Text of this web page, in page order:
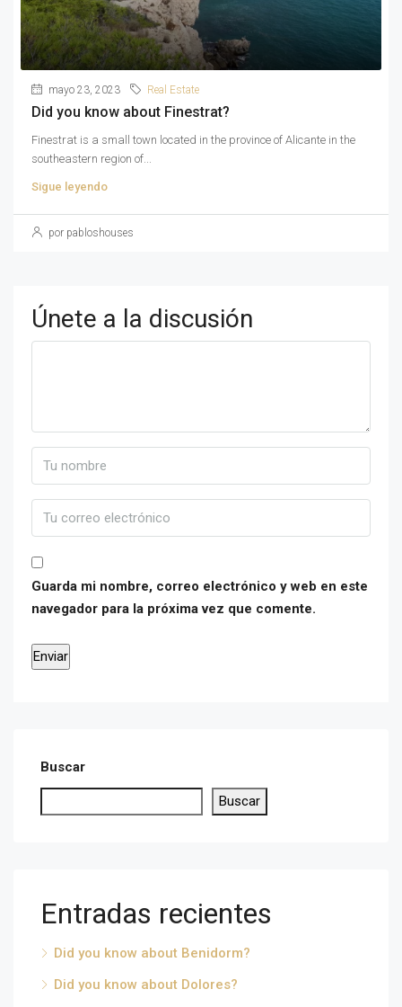
mayo 23, 2023 Real Estate
Did you know about Finestrat?
Finestrat is a small town located in the province of Alicante in the
southeastern region of...
Sigue leyendo
por pabloshouses
Únete a la discusión
Guarda mi nombre, correo electrónico y web en este
navegador para la próxima vez que comente.
Buscar
Buscar
Entradas recientes
Did you know about Benidorm?
Did you know about Dolores?